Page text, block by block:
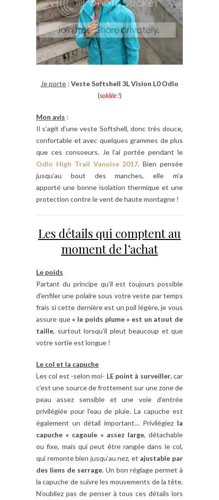
Je porte : Veste Softshell 3L Vision L0 Odlo
(soldée !)
Mon avis :
Il s’agit d’une veste Softshell, donc très douce,
confortable et avec quelques grammes de plus
que ces consoeurs. Je l’ai portée pendant le
Odlo High Trail Vanoise 2017. Bien pensée
jusqu’au bout des manches, elle m’a
apporté une bonne isolation thermique et une
protection contre le vent de haute montagne !
Les détails qui comptent au
moment de l’achat
Le poids
Partant du principe qu’il est toujours possible
d’enfiler une polaire sous votre veste par temps
frais si cette dernière est un poil légère, je vous
assure que « le poids plume » est un atout de
taille, surtout lorsqu’il pleut beaucoup et que
votre sortie est longue !
Le col et la capuche
Les col est -selon moi- LE point à surveiller, car
c’est une source de frottement sur une zone de
peau assez sensible et une voie d’entrée
privilégiée pour l’eau de pluie. La capuche est
également un détail important… Privilégiez la
capuche « cagoule » assez large, détachable
ou fixe, mais qui peut être rangée dans le col,
qui remonte bien jusqu’au nez, et ajustable par
des liens de serrage. Un bon réglage permet à
la capuche de suivre les mouvements de la tête.
N’oubliez pas de penser à tous ces détails lors